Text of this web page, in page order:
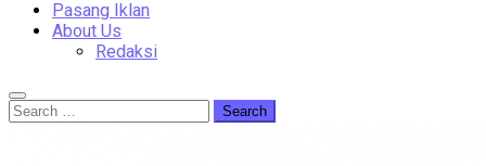
Pasang Iklan
About Us
Redaksi